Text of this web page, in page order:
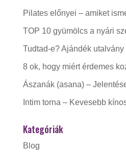
Pilates előnyei – amiket
TOP 10 gyümölcs a nyári
Tudtad-e? Ajándék
8 ok, hogy miért érdemes
Ászanák (asana) –
Intim torna – Kevesebb
Kategóriák
Blog